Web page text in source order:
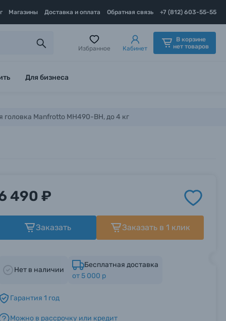
Магазины Доставка и оплата Обратная связь +7 (812) 603-55-55
Избранное Кабинет
В корзине
нет товаров
Для бизнеса
головка Manfrotto MH490-BH, до 4 кг
490 ₽
Заказать Заказать в 1 клик
Нет в наличии
Бесплатная доставка
от 5 000 р
Гарантия 1 год
Можно в рассрочку или кредит